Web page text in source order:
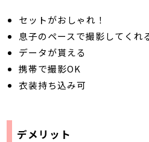
セットがおしゃれ！
息子のペースで撮影してくれ
データが貰える
携帯で撮影OK
衣装持ち込み可
デメリット